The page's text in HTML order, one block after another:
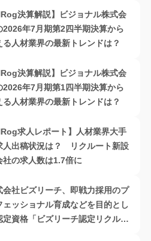
決算解説】ビジョナル株式会
2026年7月期第2四半期決算から
る人材業界の最新トレンドは？
決算解説】ビジョナル株式会
2026年7月期第1四半期決算から
る人材業界の最新トレンドは？
求人レポート】人材業界大手
人出稿状況は？ リクルート新設
社の求人数は1.7倍に
会社ビズリーチ、即戦力採用のプ
ェッショナル育成などを目的とし
定資格「ビズリーチ認定リクルー